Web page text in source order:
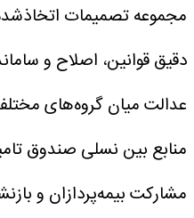
دقیق قوانین، اصلاح و
عدالت میان گروه‌های
منابع بین نسلی صندوق
مشارکت بیمه‌پردازان و